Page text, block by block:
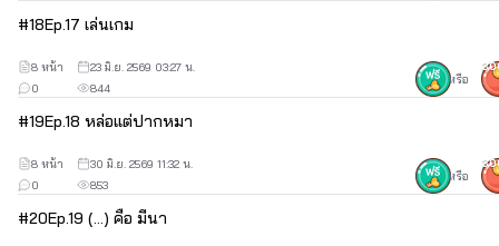
#18Ep.17 เล่นเกม
844
0
8 หน้า
23 มิ.ย. 2569 03:27 น.
หรือ
#19Ep.18 หล่อแต่ปากหมา
853
0
8 หน้า
30 มิ.ย. 2569 11:32 น.
หรือ
#20Ep.19 (...) คือ มีนา